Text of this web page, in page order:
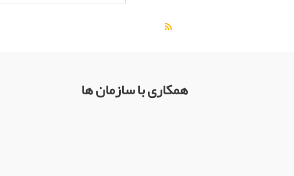
همکاری با سازمان ها